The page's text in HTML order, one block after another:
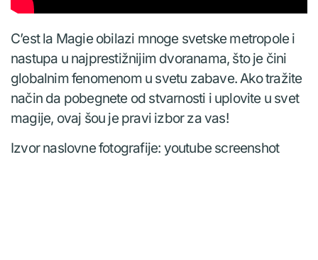
C’est la Magie obilazi mnoge svetske metropole i
nastupa u najprestižnijim dvoranama, što je čini
globalnim fenomenom u svetu zabave. Ako tražite
način da pobegnete od stvarnosti i uplovite u svet
magije, ovaj šou je pravi izbor za vas!
Izvor naslovne fotografije: youtube screenshot